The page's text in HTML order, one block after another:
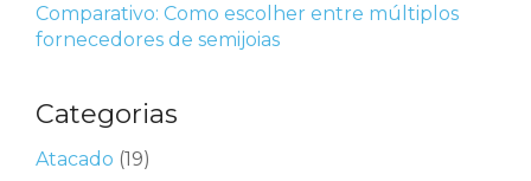
Comparativo: Como escolher entre múltiplos
fornecedores de semijoias
Categorias
Atacado (19)